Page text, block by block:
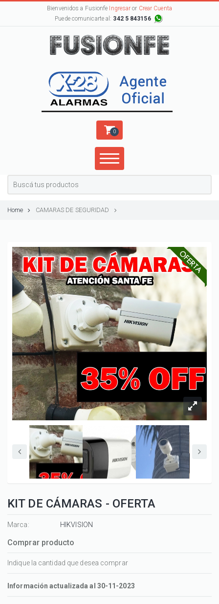
Bienvenidos a Fusionfe Ingresar or Crear Cuenta
Puede comunicarte al: 342 5 843156
0
Home CAMARAS DE SEGURIDAD
KIT DE CÁMARAS - OFERTA
Marca: HIKVISION
Comprar producto
Indique la cantidad que desea comprar
Información actualizada al 30-11-2023